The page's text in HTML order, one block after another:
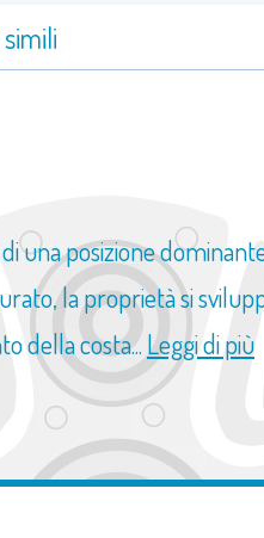
una posizione
la proprietà si
della costa... Leggi di più